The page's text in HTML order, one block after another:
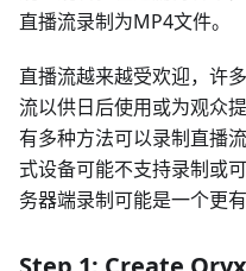
直播流录制为MP4文件。
直播流越来越受欢迎，许
流以供日后使用或为观众
有多种方法可以录制直播
式设备可能不支持录制或
务器端录制可能是一个更